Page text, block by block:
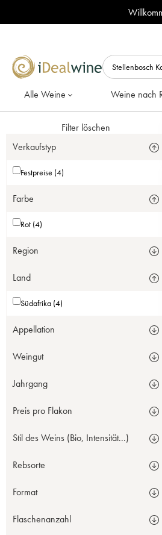
Alle Weine Weine nach
Filter löschen
Verkaufstyp
Festpreise (4)
Farbe
Rot (4)
Region
Land
Südafrika (4)
Appellation
Weingut
Jahrgang
Preis pro Flakon
Stil des Weins (Bio, Intensität...)
Rebsorte
Format
Flaschenanzahl